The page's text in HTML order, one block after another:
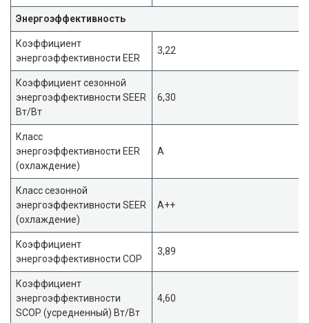
Энергоэффективность
Коэффициент
энергоэффективности EER
3,22
Коэффициент сезонной
энергоэффективности SEER
Вт/Вт
6,30
Класс
энергоэффективности EER
(охлаждение)
A
Класс сезонной
энергоэффективности SEER
(охлаждение)
A++
Коэффициент
энергоэффективности COP
3,89
Коэффициент
энергоэффективности
SCOP (усредненный) Вт/Вт
4,60